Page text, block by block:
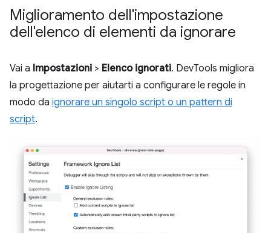
Miglioramento dell'impostazione
dell'elenco di elementi da ignorare
Vai a Impostazioni > Elenco ignorati. DevTools migliora
la progettazione per aiutarti a configurare le regole in
modo da ignorare un singolo script o un pattern di
script.